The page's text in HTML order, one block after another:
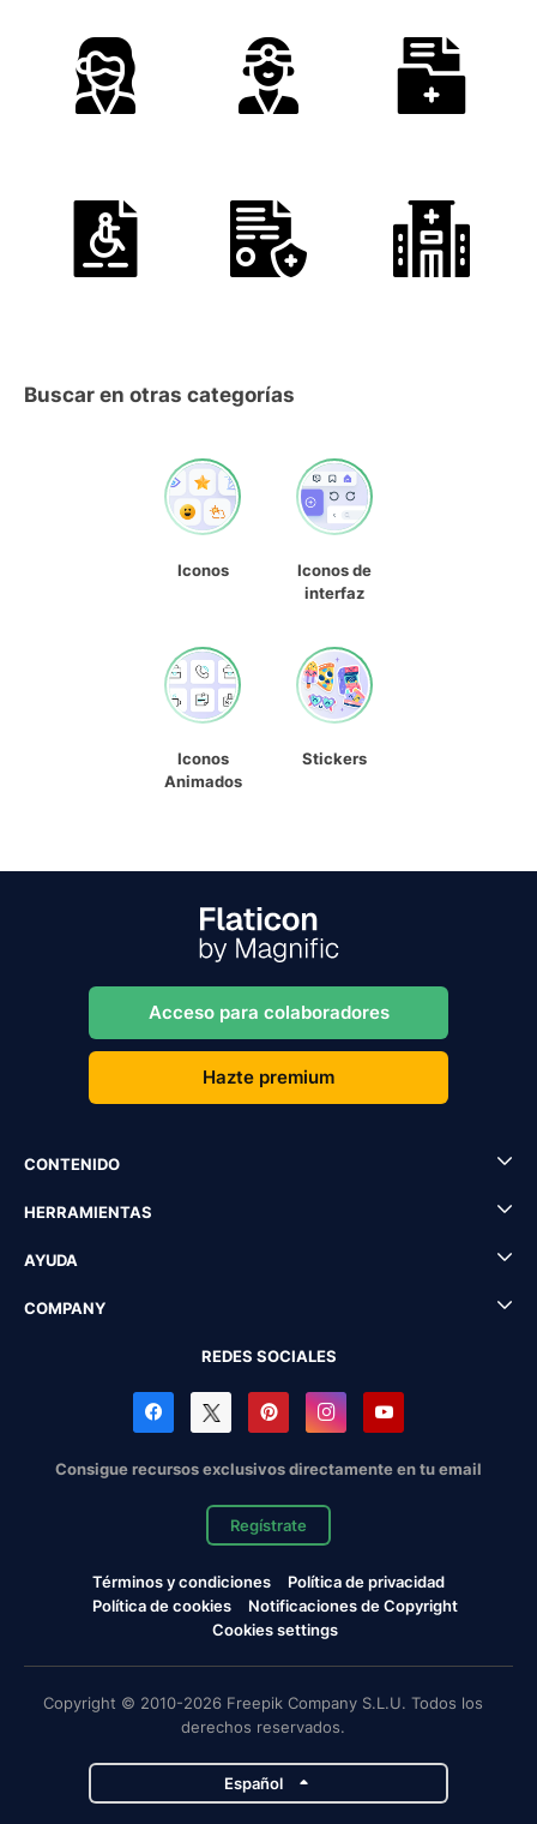
Buscar en otras categorías
Iconos
Iconos de
interfaz
Iconos
Animados
Stickers
Acceso para colaboradores
Hazte premium
CONTENIDO
HERRAMIENTAS
AYUDA
COMPANY
REDES SOCIALES
Consigue recursos exclusivos directamente en tu email
Regístrate
Términos y condiciones
Política de privacidad
Política de cookies
Notificaciones de Copyright
Cookies settings
Copyright © 2010-2026 Freepik Company S.L.U. Todos los
derechos reservados.
Español